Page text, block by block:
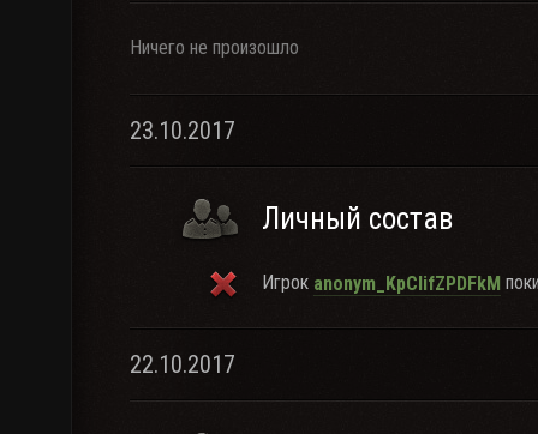
Ничего не произошло
23.10.2017
Личный состав
Игрок anonym_KpCIifZPDFkM
22.10.2017